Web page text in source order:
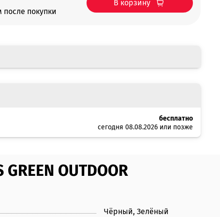
после покупки
В корзину
бесплатно
сегодня 08.08.2026 или позже
OUTDOOR
Чёрный, Зелёный